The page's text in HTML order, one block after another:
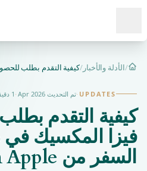
الرئيسية
/الأدلة والأخبار/
UPDATES
·تم التحديث Apr 2026 · 1 دقيقة قراءة
كيفية التقدم
فيزا المكسيك في
السفر من Green Apple